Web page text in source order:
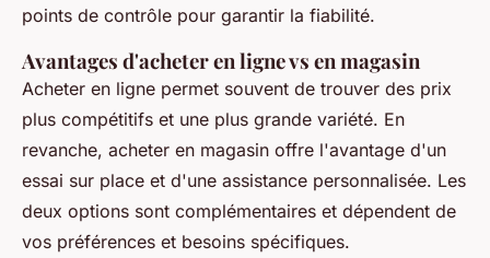
points de contrôle pour garantir la fiabilité.
Avantages d'acheter en ligne vs en magasin
Acheter en ligne permet souvent de trouver des prix
plus compétitifs et une plus grande variété. En
revanche, acheter en magasin offre l'avantage d'un
essai sur place et d'une assistance personnalisée. Les
deux options sont complémentaires et dépendent de
vos préférences et besoins spécifiques.